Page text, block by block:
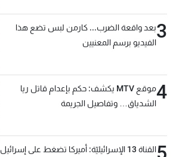
3بعد واقعة الضرب... كارمن لبس تضع هذا
الفيديو برسم المعنيين
4
موقع MTV يكشف: حكم بإعدام قاتل ريا
الشدياق… وتفاصيل الجريمة
القناة 13 الإسرائيليّة: أميركا تضغط على إسرائيل